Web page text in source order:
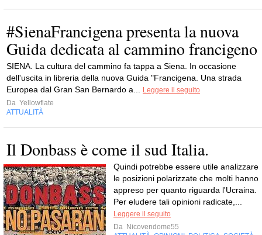
#SienaFrancigena presenta la nuova
Guida dedicata al cammino francigeno
SIENA. La cultura del cammino fa tappa a Siena. In occasione
dell'uscita in libreria della nuova Guida "Francigena. Una strada
Europea dal Gran San Bernardo a...
Leggere il seguito
Da Yellowflate
ATTUALITÀ
Il Donbass è come il sud Italia.
Quindi potrebbe essere utile analizzare
le posizioni polarizzate che molti hanno
appreso per quanto riguarda l'Ucraina.
Per eludere tali opinioni radicate,...
Leggere il seguito
Da Nicovendome55